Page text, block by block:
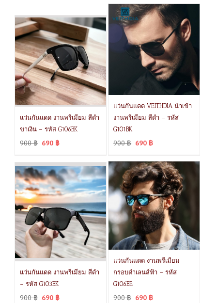
แว่นกันแดด งานพรีเมียม สีดำ
ขาเงิน – รหัส G106BK
900฿ 690 ฿
แว่นกันแดด VEITHDIA นำเข้า
งานพรีเมียม สีดำ – รหัส
G101BK
900฿ 690 ฿
แว่นกันแดด งานพรีเมียม สีดำ
– รหัส G103BK
900฿ 690 ฿
แว่นกันแดด งานพรีเมียม
กรอบดำเลนส์ฟ้า – รหัส
G106BE
900฿ 690 ฿